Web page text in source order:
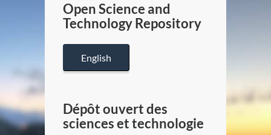
Canada
Open Science and
Technology Repository
English
Dépôt ouvert des
sciences et technologie